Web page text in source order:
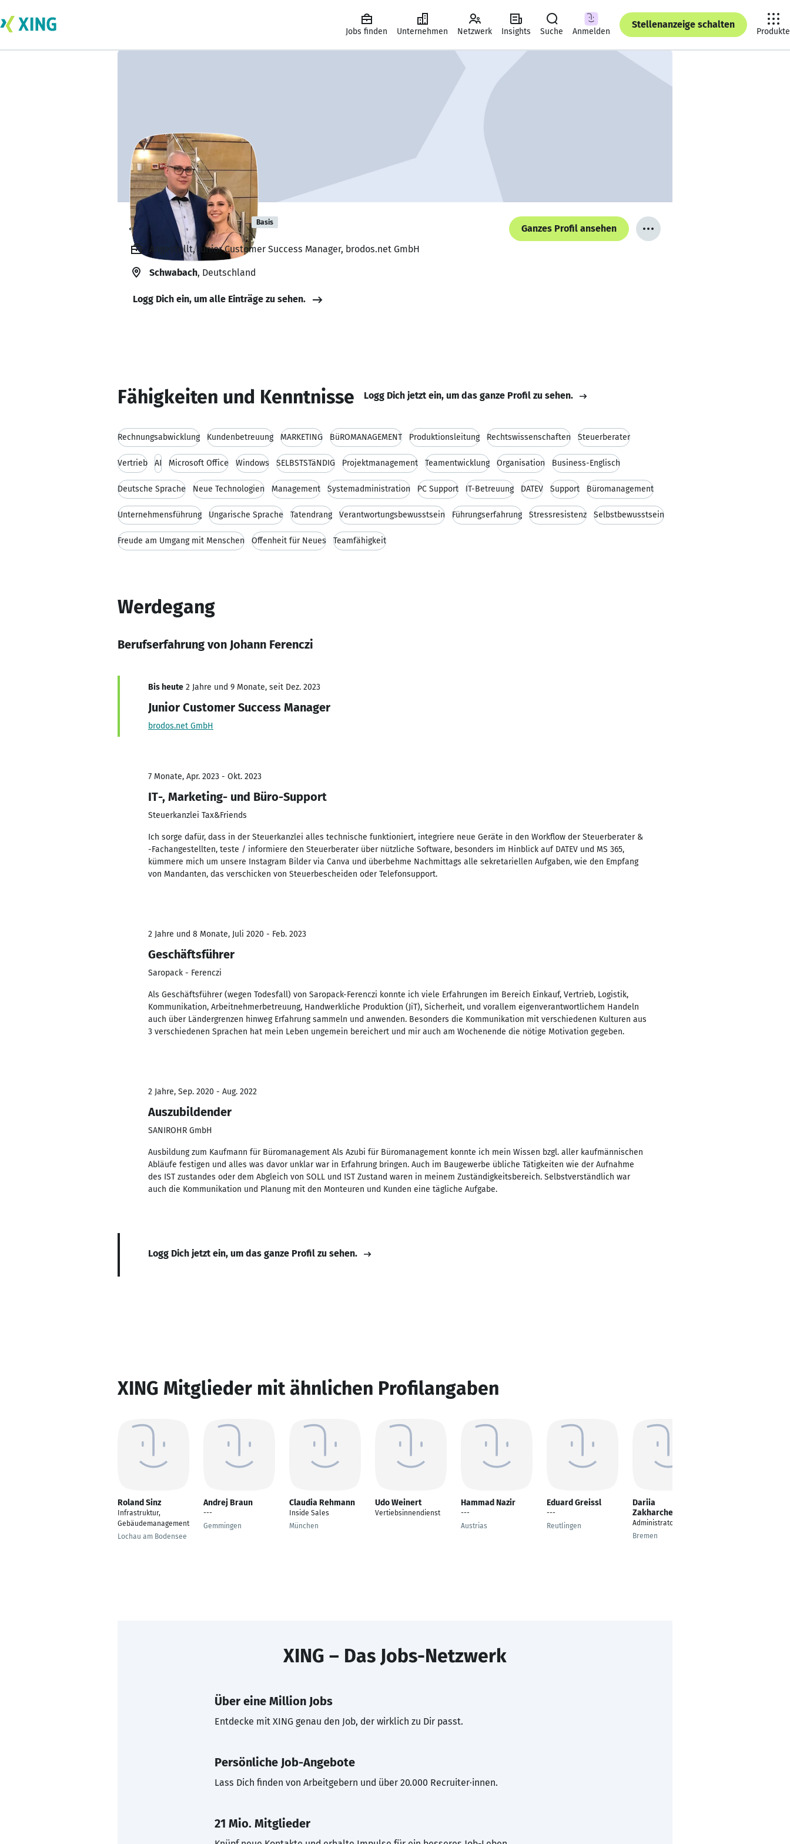
Jobs finden Unternehmen Netzwerk Insights Suche Anmelden
Stellenanzeige schalten
Produkte
Johann Ferenczi Basis
Ganzes Profil ansehen
Angestellt, Junior Customer Success Manager, brodos.net GmbH
Schwabach, Deutschland
Logg Dich ein, um alle Einträge zu sehen.
Fähigkeiten und Kenntnisse Logg Dich jetzt ein, um das ganze Profil zu sehen.
Rechnungsabwicklung Kundenbetreuung MARKETING BüROMANAGEMENT Produktionsleitung Rechtswissenschaften Steuerberater
Vertrieb AI Microsoft Office Windows SELBSTSTäNDIG Projektmanagement Teamentwicklung Organisation Business-Englisch
Deutsche Sprache Neue Technologien Management Systemadministration PC Support IT-Betreuung DATEV Support Büromanagement
Unternehmensführung Ungarische Sprache Tatendrang Verantwortungsbewusstsein Führungserfahrung Stressresistenz Selbstbewusstsein
Freude am Umgang mit Menschen Offenheit für Neues Teamfähigkeit
Werdegang
Berufserfahrung von Johann Ferenczi
Bis heute 2 Jahre und 9 Monate, seit Dez. 2023
Junior Customer Success Manager
brodos.net GmbH
7 Monate, Apr. 2023 - Okt. 2023
IT-, Marketing- und Büro-Support
Steuerkanzlei Tax&Friends
Ich sorge dafür, dass in der Steuerkanzlei alles technische funktioniert, integriere neue Geräte in den Workflow der Steuerberater &
-Fachangestellten, teste / informiere den Steuerberater über nützliche Software, besonders im Hinblick auf DATEV und MS 365,
kümmere mich um unsere Instagram Bilder via Canva und überbehme Nachmittags alle sekretariellen Aufgaben, wie den Empfang
von Mandanten, das verschicken von Steuerbescheiden oder Telefonsupport.
2 Jahre und 8 Monate, Juli 2020 - Feb. 2023
Geschäftsführer
Saropack - Ferenczi
Als Geschäftsführer (wegen Todesfall) von Saropack-Ferenczi konnte ich viele Erfahrungen im Bereich Einkauf, Vertrieb, Logistik,
Kommunikation, Arbeitnehmerbetreuung, Handwerkliche Produktion (JiT), Sicherheit, und vorallem eigenverantwortlichem Handeln
auch über Ländergrenzen hinweg Erfahrung sammeln und anwenden. Besonders die Kommunikation mit verschiedenen Kulturen aus
3 verschiedenen Sprachen hat mein Leben ungemein bereichert und mir auch am Wochenende die nötige Motivation gegeben.
2 Jahre, Sep. 2020 - Aug. 2022
Auszubildender
SANIROHR GmbH
Ausbildung zum Kaufmann für Büromanagement Als Azubi für Büromanagement konnte ich mein Wissen bzgl. aller kaufmännischen
Abläufe festigen und alles was davor unklar war in Erfahrung bringen. Auch im Baugewerbe übliche Tätigkeiten wie der Aufnahme
des IST zustandes oder dem Abgleich von SOLL und IST Zustand waren in meinem Zuständigkeitsbereich. Selbstverständlich war
auch die Kommunikation und Planung mit den Monteuren und Kunden eine tägliche Aufgabe.
Logg Dich jetzt ein, um das ganze Profil zu sehen.
XING Mitglieder mit ähnlichen Profilangaben
Roland Sinz
Infrastruktur,
Gebäudemanagement
Lochau am Bodensee
Andrej Braun
---
Gemmingen
Claudia Rehmann
Inside Sales
München
Udo Weinert
Vertiebsinnendienst
Hammad Nazir
---
Austrias
Eduard Greissl
---
Reutlingen
Dariia
Zakharchenko
Administrator
Bremen
XING – Das Jobs-Netzwerk
Über eine Million Jobs
Entdecke mit XING genau den Job, der wirklich zu Dir passt.
Persönliche Job-Angebote
Lass Dich finden von Arbeitgebern und über 20.000 Recruiter·innen.
21 Mio. Mitglieder